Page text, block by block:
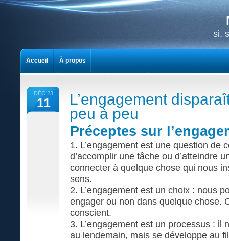
si,
DÉC 23
11
L’engagement
peu à peu
Préceptes sur
1. L’engagement est une question de
d’accomplir une tâche ou d’atteindre
connecter à quelque chose qui nous
sens.
2. L’engagement est un choix : nous
engager ou non dans quelque chose.
conscient.
3. L’engagement est un processus : il
au lendemain, mais se développe au
Accueil À propos